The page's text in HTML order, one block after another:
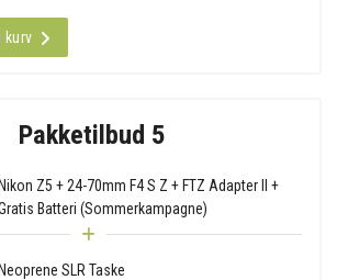
kurv
Pakketilbud 5
Nikon Z5 + 24-70mm F4 S Z + FTZ Adapter II +
Batteri (Sommerkampagne)
Neoprene SLR Taske